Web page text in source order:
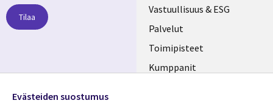
links
FINLAND
Vastuullisuus & ESG
Palvelut
Toimipisteet
Kumppanit
Tilaa
Evästeiden suostumus